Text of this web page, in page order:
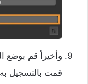
وأخيراً قم بوضع
قمت بالتسجيل به